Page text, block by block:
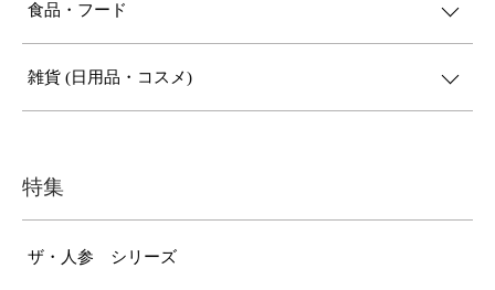
食品・フード
雑貨 (日用品・コスメ)
特集
ザ・人参 シリーズ